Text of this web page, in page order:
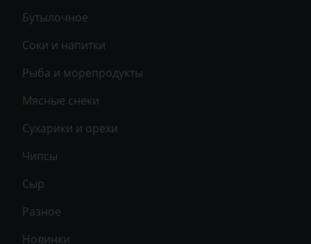
Бутылочное
Соки и напитки
Рыба и морепродукты
Мясные снеки
Сухарики и орехи
Чипсы
Сыр
Разное
Новинки